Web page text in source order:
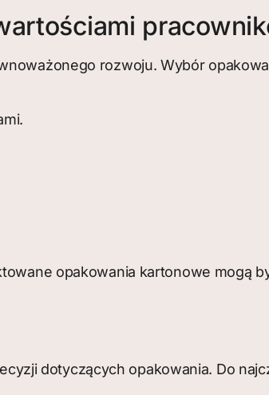
rozwoju. Wybór
opakowania kartonowe mogą
dotyczących opakowania. Do